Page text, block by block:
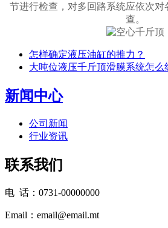
节进行检查，对多回路系统应依次对
查。
怎样确定液压油缸的推力？
大吨位液压千斤顶滑膜系统怎么
新闻中心
公司新闻
行业资讯
联系我们
电 话：0731-00000000
Email：email@email.mt